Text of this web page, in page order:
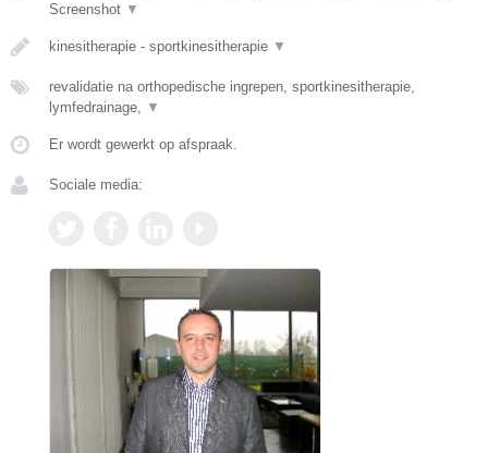
Screenshot ▼
kinesitherapie - sportkinesitherapie ▼
revalidatie na orthopedische ingrepen, sportkinesitherapie,
lymfedrainage, ▼
Er wordt gewerkt op afspraak.
Sociale media: